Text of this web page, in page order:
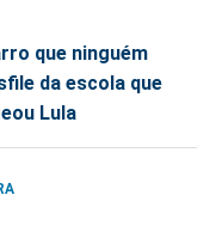
que ninguém
da escola que
Lula